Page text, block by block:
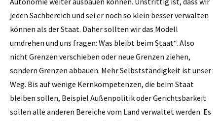
jeden Sachbereich und sei er noch so klein besser verwalten
können als der Staat. Daher sollten wir das Modell
umdrehen und uns fragen: Was bleibt beim Staat“. Also
nicht Grenzen verschieben oder neue Grenzen ziehen,
sondern Grenzen abbauen. Mehr Selbstständigkeit ist unser
Weg. Bis auf wenige Kernkompetenzen, die beim Staat
bleiben sollen, Beispiel Außenpolitik oder Gerichtsbarkeit
sollen alle anderen Bereiche vom Land verwaltet werden. Es